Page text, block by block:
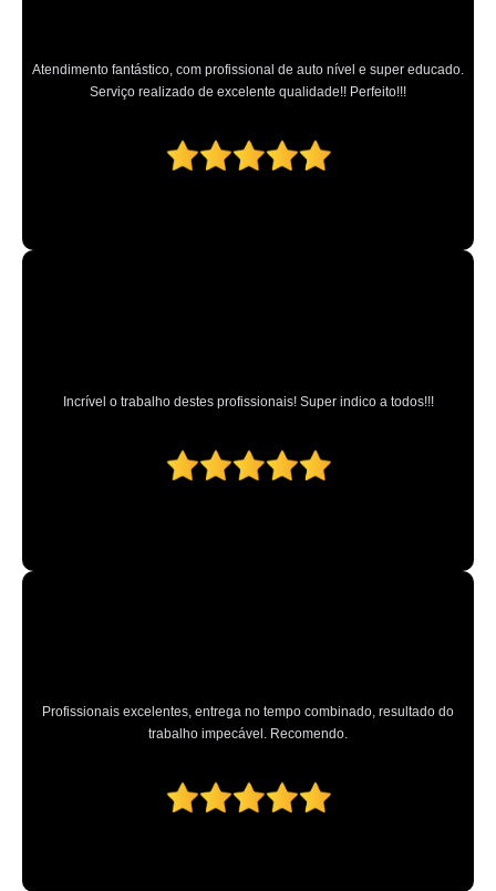
Atendimento fantástico, com profissional de auto nível e super educado.
Serviço realizado de excelente qualidade!! Perfeito!!!
Incrível o trabalho destes profissionais! Super indico a todos!!!
Profissionais excelentes, entrega no tempo combinado, resultado do
trabalho impecável. Recomendo.